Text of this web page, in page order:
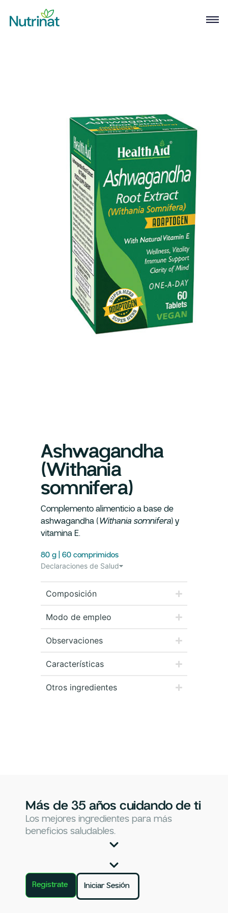
Ashwagandha
(Withania
somnifera)
Complemento alimenticio a base de
ashwagandha (Withania somnifera) y
vitamina E.
80 g | 60 comprimidos
Declaraciones de Salud
Composición
Modo de empleo
Observaciones
Características
Otros ingredientes
Más de 35 años cuidando de ti
Los mejores ingredientes para más
beneficios saludables.
Registrate Iniciar Sesión